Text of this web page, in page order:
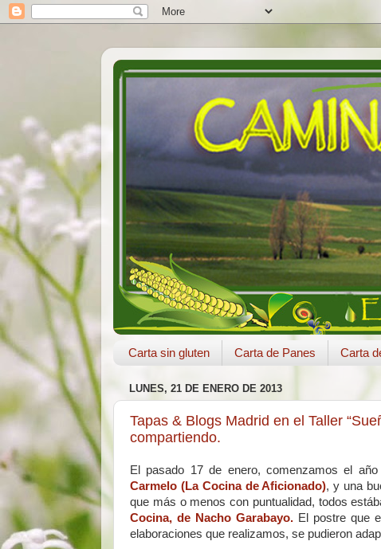
Carta sin gluten Carta de Panes Carta
LUNES, 21 DE ENERO DE 2013
Tapas & Blogs Madrid en el Taller
compartiendo.
El pasado 17 de enero, comenzamos el
Carmelo (La Cocina de Aficionado), y una
que más o menos con puntualidad, todos
Cocina, de Nacho Garabayo. El postre que
elaboraciones que realizamos, se pudieron